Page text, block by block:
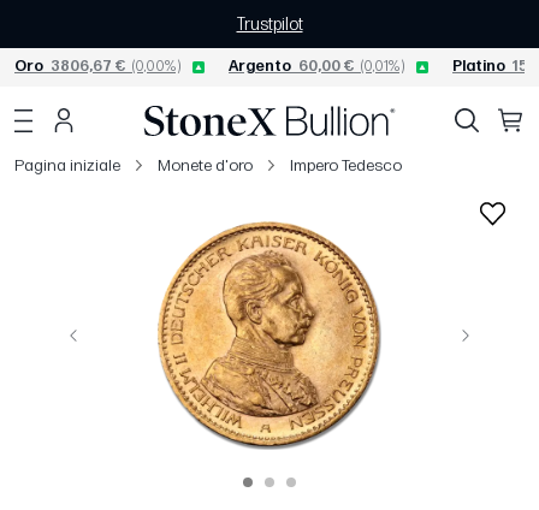
Trustpilot
Oro 3806,67 € (0,00%) Argento 60,00 € (0,01%) Platino
Pagina iniziale Monete d'oro Impero Tedesco
Precedente Avanti